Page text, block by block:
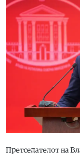
Претседателот на